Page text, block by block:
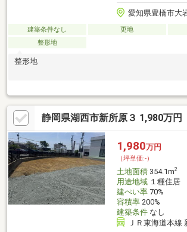
愛知県豊橋市大
建築条件なし 更地
整形地
整形地
静岡県湖西市新所原３ 1,980万円
1,980万円
（坪単価:-）
土地面積354.1m2
用途地域１種住居
建ぺい率70%
容積率200%
建築条件なし
ＪＲ東海道本線